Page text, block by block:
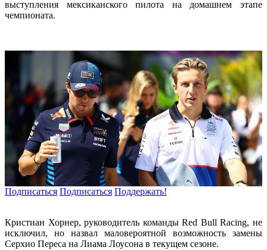
выступления мексиканского пилота на домашнем этапе
чемпионата.
Подписаться Подписаться Поддержать!
Кристиан Хорнер, руководитель команды Red Bull Racing, не
исключил, но назвал маловероятной возможность замены
Серхио Переса на Лиама Лоусона в текущем сезоне.